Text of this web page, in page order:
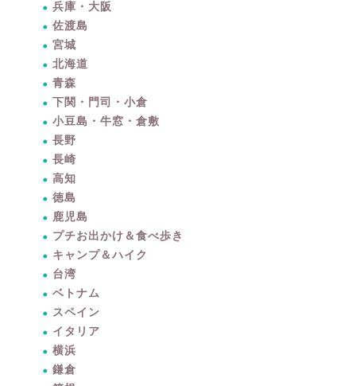
兵庫・大阪
佐渡島
宮城
北海道
青森
下関・門司・小倉
小豆島・牛窓・倉敷
長野
長崎
高知
徳島
鹿児島
プチお出かけ＆食べ歩き
キャンプ＆ハイク
台湾
ベトナム
スペイン
イタリア
横浜
鎌倉